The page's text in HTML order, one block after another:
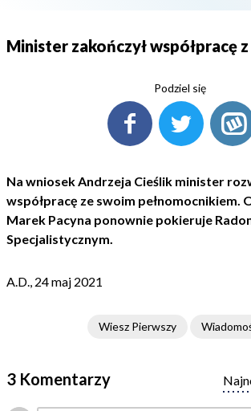
Minister zakończył współpracę
Podziel się
Na wniosek Andrzeja Cieślik minister
współpracę ze swoim pełnomocnikiem.
Marek Pacyna ponownie pokieruje
Specjalistycznym.
A.D., 24 maj 2021
Wiesz Pierwszy
3 Komentarzy